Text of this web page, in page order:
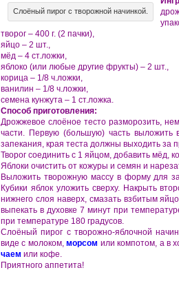
Слоёный пирог с творожной начинкой.
творог – 400 г. (2 пачки),
яйцо – 2 шт.,
мёд – 4 ст.ложки,
яблоко (или любые другие фрукты) – 2 шт.,
корица – 1/8 ч.ложки,
ванилин – 1/8 ч.ложки,
семена кунжута – 1 ст.ложка.
Способ приготовления:
Дрожжевое слоёное тесто разморозить,
части. Первую (большую) часть
запекания, края теста должны выходить
Творог соединить с 1 яйцом, добавить мёд,
Яблоки очистить от кожуры и семян и
Выложить творожную массу в форму для
Кубики яблок уложить сверху. Накрыть
нижнего слоя наверх, смазать взбитым
выпекать в духовке 7 минут при
при температуре 180 градусов.
Слоёный пирог с творожно-яблочной
виде с молоком,морсом или компотом, а в
чаем или кофе.
Приятного аппетита!